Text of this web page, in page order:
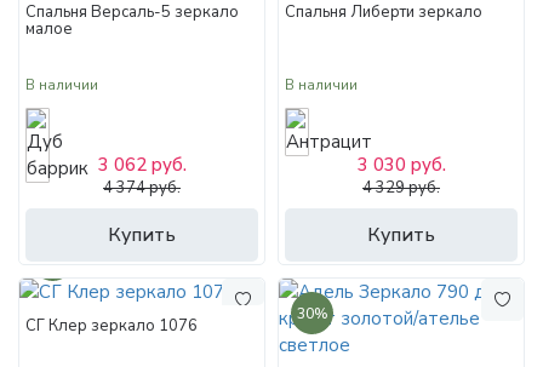
Спальня Версаль-5 зеркало
малое
В наличии
Купить
3 062 руб.
4 374 руб.
Спальня Либерти зеркало
В наличии
Купить
3 030 руб.
4 329 руб.
СГ Клер зеркало 1076
30%